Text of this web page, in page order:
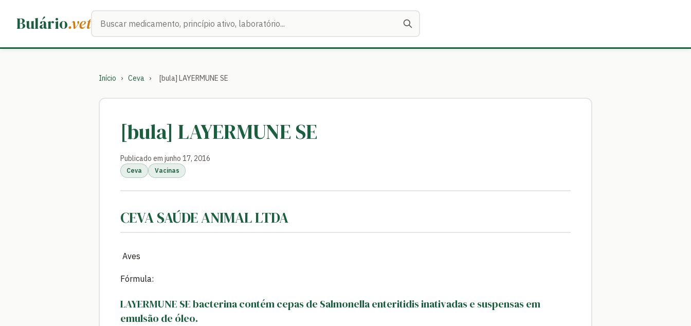
Bulário.vetBuscar medicamentos
Início › Ceva › [bula] LAYERMUNE SE
[bula] LAYERMUNE SE
Publicado em junho 17, 2016
Ceva Vacinas
CEVA SAÚDE ANIMAL LTDA
Aves
Fórmula:
LAYERMUNE SE bacterina contém cepas de Salmonella enteritidis inativadas e suspensas em
emulsão de óleo.